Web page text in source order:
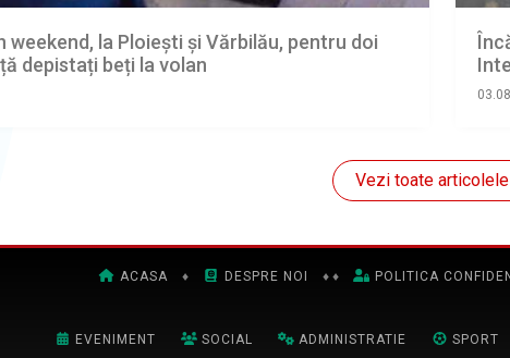
weekend, la Ploiești și Vărbilău, pentru doi
depistați beți la volan
Vezi toate articolele
ACASA ♦ DESPRE NOI ♦ ♦ POLITICA
EVENIMENT SOCIAL ADMINISTRATIE SPORT